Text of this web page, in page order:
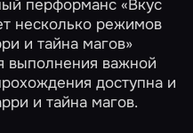
перформанс«Вкус
несколько режимов
и тайна магов»
выполнения важной
доступна и
и тайна магов.